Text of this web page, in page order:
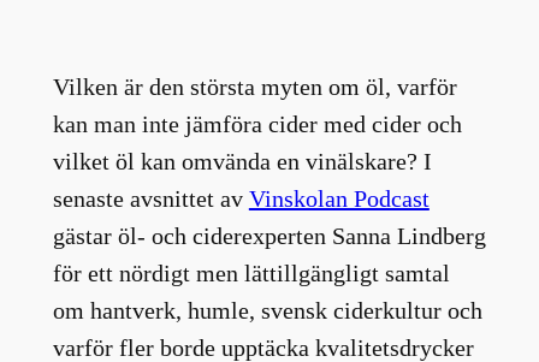
Vilken är den största myten om öl, varför
kan man inte jämföra cider med cider och
vilket öl kan omvända en vinälskare? I
senaste avsnittet av Vinskolan Podcast
gästar öl- och ciderexperten Sanna Lindberg
för ett nördigt men lättillgängligt samtal
om hantverk, humle, svensk ciderkultur och
varför fler borde upptäcka kvalitetsdrycker